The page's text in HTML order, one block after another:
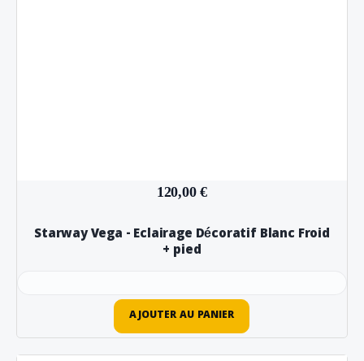
120,00 €
Starway Vega - Eclairage Décoratif Blanc Froid
+ pied
AJOUTER AU PANIER